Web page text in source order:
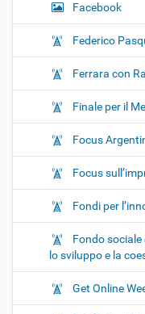
Facebook
Federico
Ferrara con
Finale per il
Focus
Focus
Fondi per
Fondo
lo sviluppo e la
Get Online